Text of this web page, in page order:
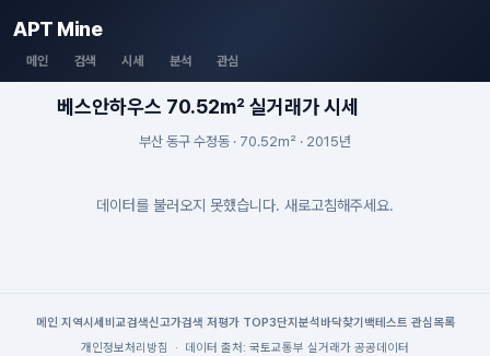
APT Mine
메인 검색 시세 분석 관심
베스안하우스 70.52m² 실거래가 시세
부산 동구 수정동 · 70.52m² · 2015년
데이터를 불러오지 못했습니다. 새로고침해주세요.
메인| 지역시세 비교검색신고가검색 저평가 TOP3단지분석 바닥찾기 백테스트 관심목록
개인정보처리방침
· 데이터 출처: 국토교통부 실거래가 공공데이터